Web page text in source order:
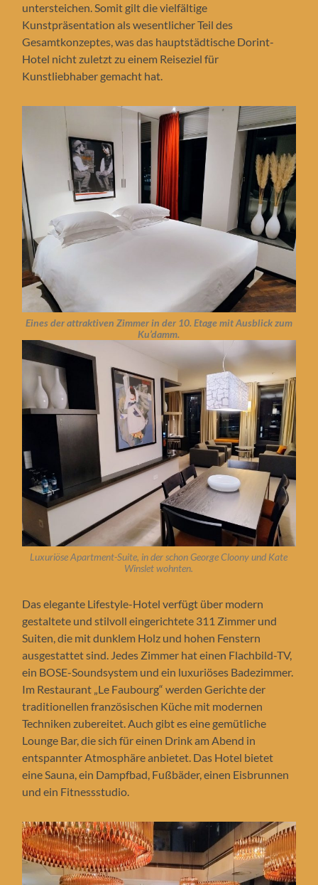
untersteichen. Somit gilt die vielfältige
Kunstpräsentation als wesentlicher Teil des
Gesamtkonzeptes, was das hauptstädtische Dorint-
Hotel nicht zuletzt zu einem Reiseziel für
Kunstliebhaber gemacht hat.
Eines der attraktiven Zimmer in der 10. Etagemit Ausblick zum
Ku’damm.
Luxuriöse Apartment-Suite, in der schon George Cloony und Kate
Winslet wohnten.
Das elegante Lifestyle-Hotel verfügt über modern
gestaltete und stilvoll eingerichtete 311 Zimmer und
Suiten, die mit dunklem Holz und hohen Fenstern
ausgestattet sind. Jedes Zimmer hat einen Flachbild-TV,
ein BOSE-Soundsystem und ein luxuriöses Badezimmer.
Im Restaurant „Le Faubourg“ werden Gerichte der
traditionellen französischen Küche mit modernen
Techniken zubereitet. Auch gibt es eine gemütliche
Lounge Bar, die sich für einen Drink am Abend in
entspannter Atmosphäre anbietet. Das Hotel bietet
eine Sauna, ein Dampfbad, Fußbäder, einen Eisbrunnen
und ein Fitnessstudio.